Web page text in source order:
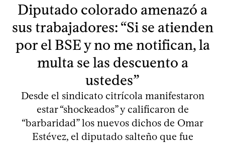
Diputado colorado amenazó a
sus trabajadores: “Si se atienden
por el BSE y no me notifican, la
multa se las descuento a
ustedes”
Desde el sindicato citrícola manifestaron
estar “shockeados” y calificaron de
“barbaridad” los nuevos dichos de Omar
Estévez, el diputado salteño que fue